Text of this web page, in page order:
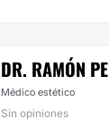
DR. RAMÓN
Médico estético
Sin opiniones